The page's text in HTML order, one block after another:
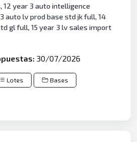
year 3 auto intelligence
auto lv prod base std jk full, 14
gl full, 15 year 3 lv sales import
30/07/2026
Lotes Bases